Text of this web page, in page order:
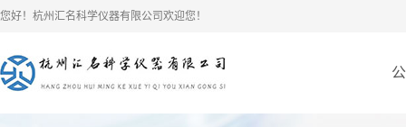
您好！杭州汇名科学仪器有限公司欢迎您！